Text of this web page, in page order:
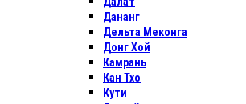
Дананг
Дельта Меконга
Донг Хой
Камрань
Кан Тхо
Кути